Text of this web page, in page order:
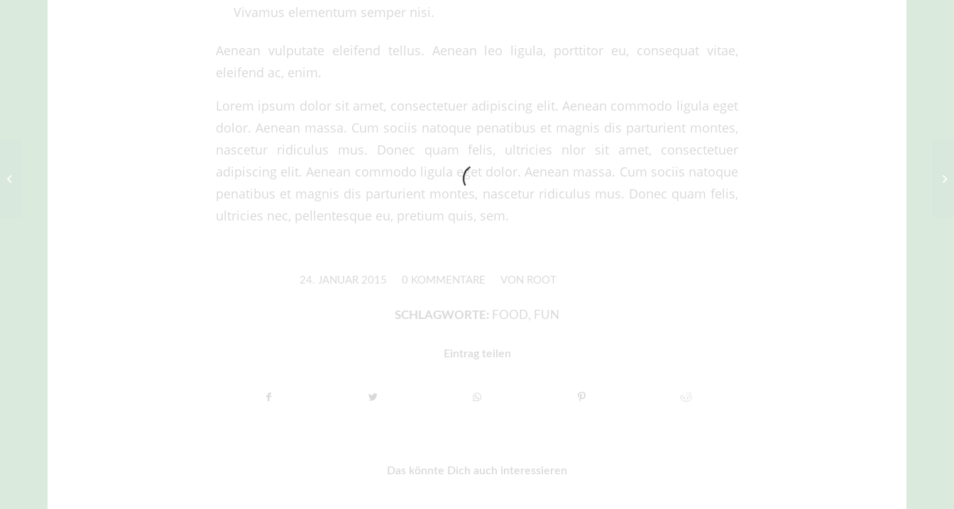
Vivamus elementum semper nisi.
Aenean vulputate eleifend tellus. Aenean leo ligula, porttitor eu, consequat vitae,
eleifend ac, enim.
Lorem ipsum dolor sit amet, consectetuer adipiscing elit. Aenean commodo ligula eget
dolor. Aenean massa. Cum sociis natoque penatibus et magnis dis parturient montes,
nascetur ridiculus mus. Donec quam felis, ultricies nlor sit amet, consectetuer
adipiscing elit. Aenean commodo ligula eget dolor. Aenean massa. Cum sociis natoque
penatibus et magnis dis parturient montes, nascetur ridiculus mus. Donec quam felis,
ultricies nec, pellentesque eu, pretium quis, sem.
24. JANUAR 2015
/ 0 KOMMENTARE
/ VON ROOT
SCHLAGWORTE: FOOD, FUN
Eintrag teilen
Das könnte Dich auch interessieren